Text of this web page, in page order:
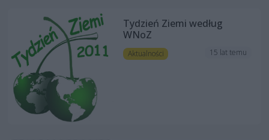
Tydzień Ziemi według
WNoZ
Aktualności 15 lat temu